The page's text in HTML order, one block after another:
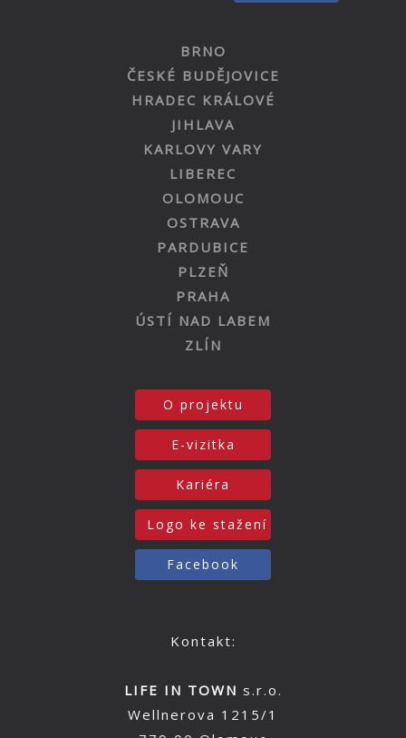
BRNO
ČESKÉ BUDĚJOVICE
HRADEC KRÁLOVÉ
JIHLAVA
KARLOVY VARY
LIBEREC
OLOMOUC
OSTRAVA
PARDUBICE
PLZEŇ
PRAHA
ÚSTÍ NAD LABEM
ZLÍN
O projektu
E-vizitka
Kariéra
Logo ke stažení
Facebook
Kontakt:
LIFE IN TOWN s.r.o.
Wellnerova 1215/1